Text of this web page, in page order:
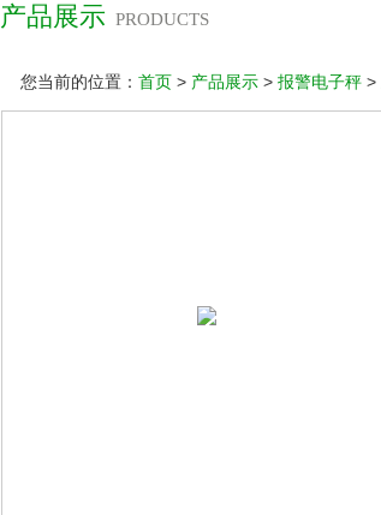
产品展示 PRODUCTS
您当前的位置： 首页 > 产品展示 > 报警电子秤 >